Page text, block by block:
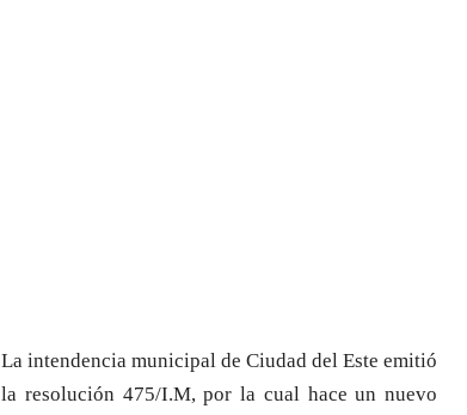
La intendencia municipal de Ciudad del Este emitió
la resolución 475/I.M, por la cual hace un nuevo